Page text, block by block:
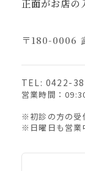
正面がお店の
〒180-0006
TEL: 0422-
営業時間：
※初診の方の受
※日曜日も営業